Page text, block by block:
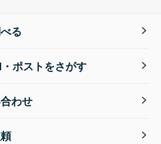
る
ポストをさがす
わせ